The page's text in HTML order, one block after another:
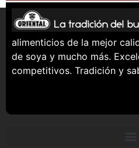
alimenticios de la mejor
de soya y mucho más.
competitivos. Tradición y